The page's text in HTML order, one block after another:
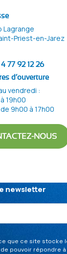
Lagrange
Priest-en-Jarez
77 92 12 26
d’ouverture
vendredi :
19h00
9h00 à 17h00
NOUS
newsletter
que ce site stocke
pouvoir répondre